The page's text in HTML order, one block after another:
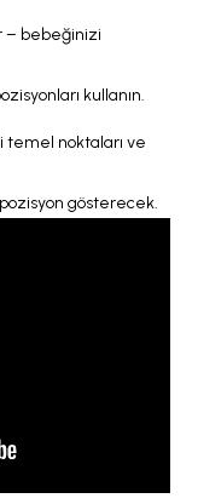
– bebeğinizi
kullanın.
temel noktaları ve
gösterecek.